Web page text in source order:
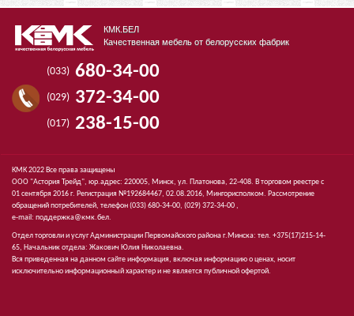
КМК.БЕЛ
Качественная мебель от белорусских фабрик
(033) 680-34-00
(029) 372-34-00
(017) 238-15-00
КМК 2022 Все права защищены
ООО "Астория Трейд", юр.адрес: 220005, Минск, ул. Платонова, 22-408. В торговом реестре с
01 сентября 2016 г. Регистрация №192684467, 02.08.2016, Мингорисполком. Рассмотрение
обращений потребителей, телефон(033)680-34-00, (029)372-34-00 ,
e-mail: поддержка@кмк.бел.
Отдел торговли и услуг Администрации Первомайского района г.Минска: тел. +375(17)215-14-
65, Начальник отдела: Жакович Юлия Николаевна.
Вся приведенная на данном сайте информация, включая информацию о ценах, носит
исключительно информационный характер и не является публичной офертой.